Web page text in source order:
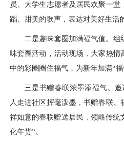
员、大学生志愿者及居民欢聚一
蹈、甜美的歌声，表达对美好生活
二是趣味套圈加满福气值。组
味套圈活动，活动现场，大家热情
中的彩圈圈住福气，为新年加满“
三是书赠春联浓墨添福气。
人走进社区挥毫泼墨，书赠春联
祥如意的春联赠送居民，领略传统
化年货”。